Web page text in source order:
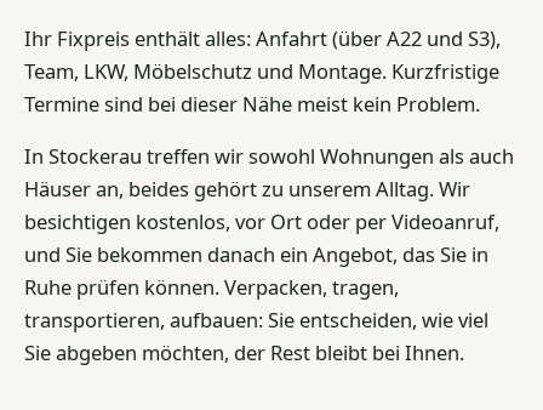
Ihr Fixpreis enthält alles: Anfahrt (über A22 und S3),
Team, LKW, Möbelschutz und Montage. Kurzfristige
Termine sind bei dieser Nähe meist kein Problem.
In Stockerau treffen wir sowohl Wohnungen als auch
Häuser an, beides gehört zu unserem Alltag. Wir
besichtigen kostenlos, vor Ort oder per Videoanruf,
und Sie bekommen danach ein Angebot, das Sie in
Ruhe prüfen können. Verpacken, tragen,
transportieren, aufbauen: Sie entscheiden, wie viel
Sie abgeben möchten, der Rest bleibt bei Ihnen.